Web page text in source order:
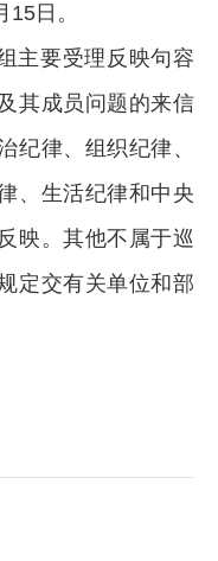
日。
主要受理反映句容
其成员问题的来信
纪律、组织纪律、
、生活纪律和中央
映。其他不属于巡
定交有关单位和部